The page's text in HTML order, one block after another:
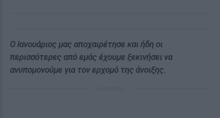
Ο Ιανουάριος μας αποχαιρέτησε και ήδη οι
περισσότερες από εμάς έχουμε ξεκινήσει να
ανυπομονούμε για τον ερχομό της άνοιξης.